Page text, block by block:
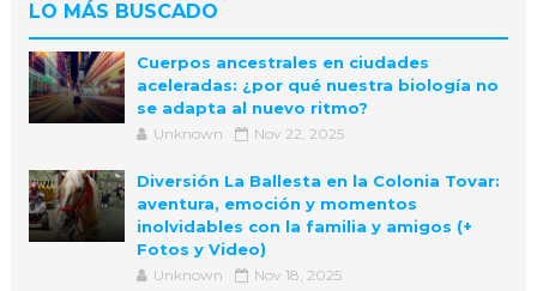
LO MÁS BUSCADO
Cuerpos ancestrales en ciudades
aceleradas: ¿por qué nuestra biología no
se adapta al nuevo ritmo?
Unknown Nov 22, 2025
Diversión La Ballesta en la Colonia Tovar:
aventura, emoción y momentos
inolvidables con la familia y amigos (+
Fotos y Video)
Unknown Nov 18, 2025